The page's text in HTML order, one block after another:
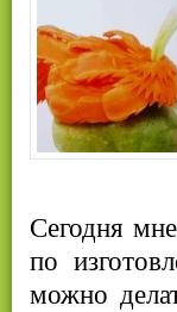
Сегодня
по
можно